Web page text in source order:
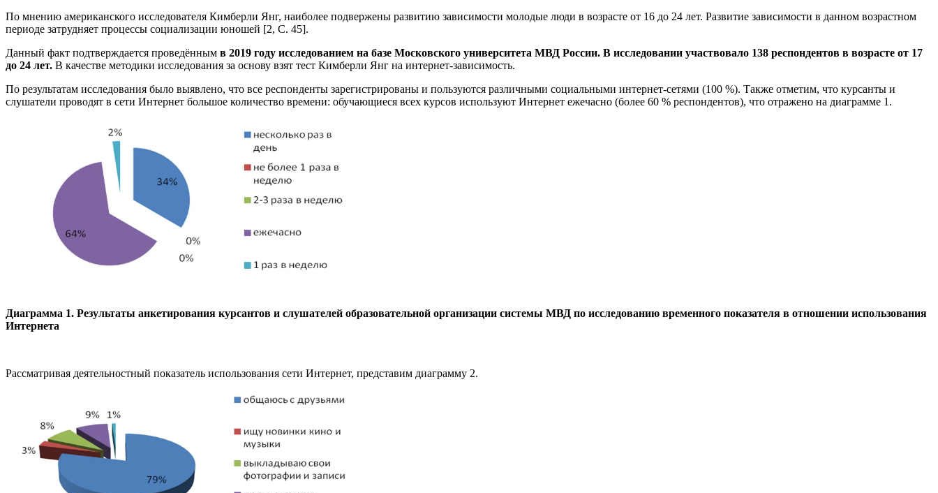
По мнению американского исследователя Кимберли Янг, наиболее подвержены развитию зависимости молодые люди в возрасте от 16 до 24 лет. Развитие зависимости в данном возрастном
периоде затрудняет процессы социализации юношей [2, С. 45].
Данный факт подтверждается проведённым в 2019 году исследованием на базе Московского университета МВД России. В исследовании участвовало 138 респондентов в возрасте от 17
до 24 лет. В качестве методики исследования за основу взят тест Кимберли Янг на интернет-зависимость.
По результатам исследования было выявлено, что все респонденты зарегистрированы и пользуются различными социальными интернет-сетями (100 %). Также отметим, что курсанты и
слушатели проводят в сети Интернет большое количество времени: обучающиеся всех курсов используют Интернет ежечасно (более 60 % респондентов), что отражено на диаграмме 1.
Диаграмма 1. Результаты анкетирования курсантов и слушателей образовательной организации системы МВД по исследованию временного показателя в отношении использования
Интернета
Рассматривая деятельностный показатель использования сети Интернет, представим диаграмму 2.